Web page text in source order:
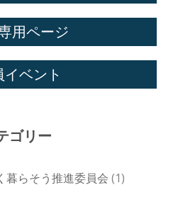
用ページ
ベント
ゴリー
暮らそう推進委員会 (1)